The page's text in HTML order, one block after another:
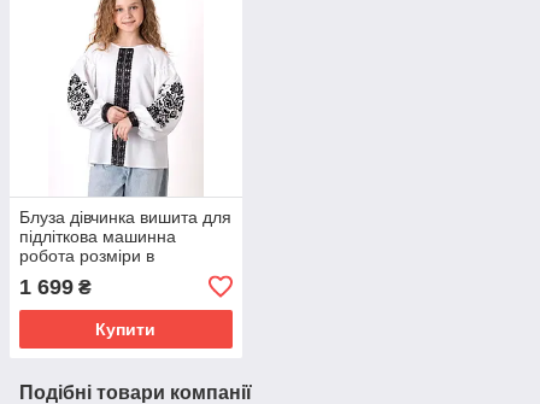
Блуза дівчинка вишита для
підліткова машинна
робота розміри в
наявності від 146 до 164
1 699 ₴
Купити
Подібні товари компанії